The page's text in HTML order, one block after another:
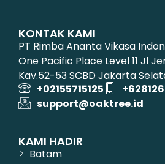
KONTAK KAMI
PT Rimba Ananta Vikasa
One Pacific Place Level 11 Jl
Kav.52-53 SCBD Jakarta
+02155715125
support@oaktree.id
KAMI HADIR
Batam